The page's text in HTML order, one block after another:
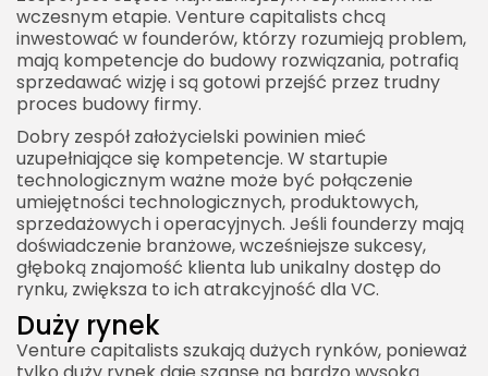
wczesnym etapie. Venture capitalists chcą
inwestować w founderów, którzy rozumieją problem,
mają kompetencje do budowy rozwiązania, potrafią
sprzedawać wizję i są gotowi przejść przez trudny
proces budowy firmy.
Dobry zespół założycielski powinien mieć
uzupełniające się kompetencje. W startupie
technologicznym ważne może być połączenie
umiejętności technologicznych, produktowych,
sprzedażowych i operacyjnych. Jeśli founderzy mają
doświadczenie branżowe, wcześniejsze sukcesy,
głęboką znajomość klienta lub unikalny dostęp do
rynku, zwiększa to ich atrakcyjność dla VC.
Duży rynek
Venture capitalists szukają dużych rynków, ponieważ